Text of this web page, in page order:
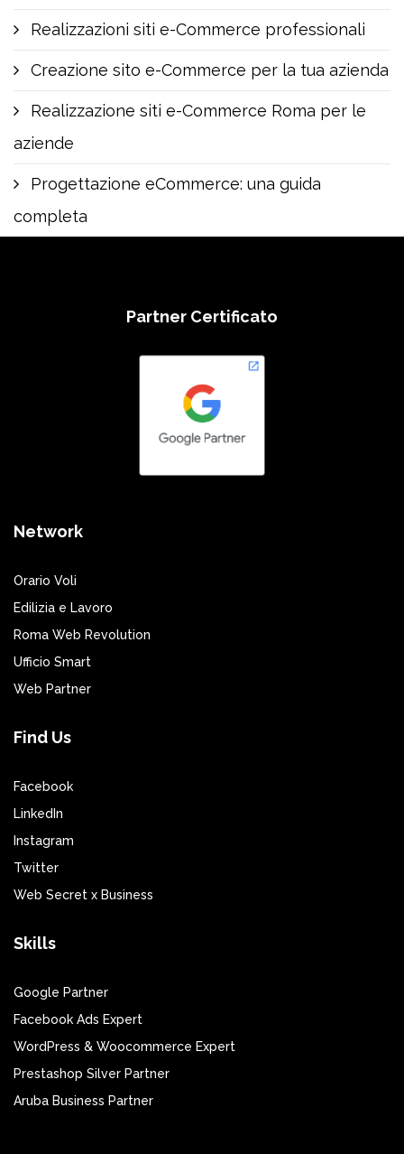
Realizzazioni siti e-Commerce professionali
Creazione sito e-Commerce per la tua azienda
Realizzazione siti e-Commerce Roma per le
aziende
Progettazione eCommerce: una guida
completa
Partner Certificato
Network
Orario Voli
Edilizia e Lavoro
Roma Web Revolution
Ufficio Smart
Web Partner
Find Us
Facebook
LinkedIn
Instagram
Twitter
Web Secret x Business
Skills
Google Partner
Facebook Ads Expert
WordPress & Woocommerce Expert
Prestashop Silver Partner
Aruba Business Partner